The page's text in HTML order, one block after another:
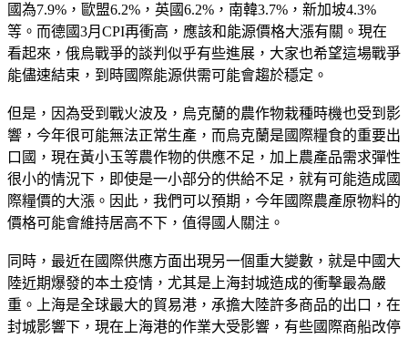
國為7.9%，歐盟6.2%，英國6.2%，南韓3.7%，新加坡4.3%
等。而德國3月CPI再衝高，應該和能源價格大漲有關。現在
看起來，俄烏戰爭的談判似乎有些進展，大家也希望這場戰爭
能儘速結束，到時國際能源供需可能會趨於穩定。
但是，因為受到戰火波及，烏克蘭的農作物栽種時機也受到影
響，今年很可能無法正常生產，而烏克蘭是國際糧食的重要出
口國，現在黃小玉等農作物的供應不足，加上農產品需求彈性
很小的情況下，即使是一小部分的供給不足，就有可能造成國
際糧價的大漲。因此，我們可以預期，今年國際農產原物料的
價格可能會維持居高不下，值得國人關注。
同時，最近在國際供應方面出現另一個重大變數，就是中國大
陸近期爆發的本土疫情，尤其是上海封城造成的衝擊最為嚴
重。上海是全球最大的貿易港，承擔大陸許多商品的出口，在
封城影響下，現在上海港的作業大受影響，有些國際商船改停